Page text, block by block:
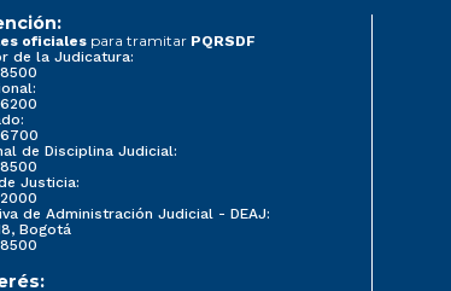
oficiales para tramitar PQRSDF
de la Judicatura:
de Disciplina Judicial:
Justicia:
de Administración Judicial - DEAJ:
Bogotá